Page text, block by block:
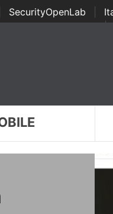
SecurityOpenLab
Awards |